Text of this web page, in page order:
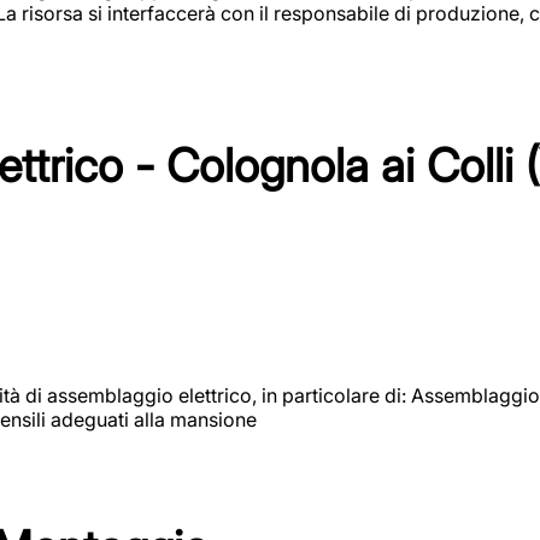
risorsa si interfaccerà con il responsabile di
- Colognola ai Colli
di assemblaggio elettrico, in particolare di:
adeguati alla mansione